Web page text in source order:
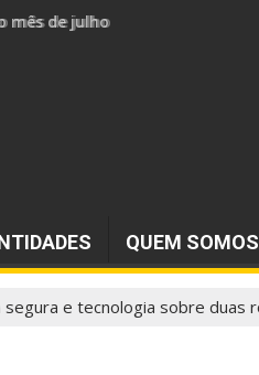
mês de julho
QUEM SOMOS
e tecnologia sobre duas